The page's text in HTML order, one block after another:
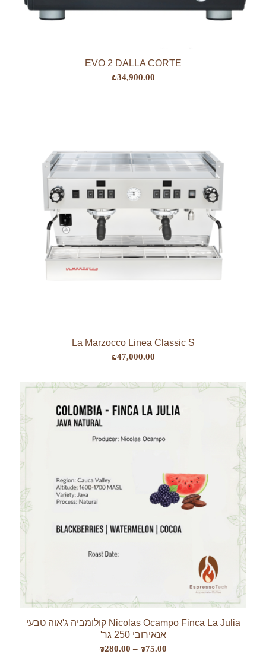
EVO 2 DALLA CORTE
₪34,900.00
La Marzocco Linea Classic S
₪47,000.00
Nicolas Ocampo Finca La Julia קולומביה ג'אוה טבעי
אנאירובי 250 גר'
₪75.00
–
₪280.00